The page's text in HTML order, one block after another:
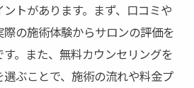
トがあります。まず、口コミや
の施術体験からサロンの評価を
。また、無料カウンセリングを
ぶことで、施術の流れや料金プ